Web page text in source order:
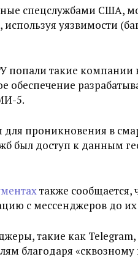
спецслужбами США,
используя уязвимости
попали такие компании
обеспечение
5.
для проникновения в
был доступ к данным
также сообщается,
с мессенджеров до
такие как
благодаря